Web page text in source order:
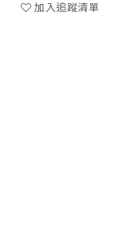
加入追蹤清單